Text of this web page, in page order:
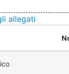
allegati